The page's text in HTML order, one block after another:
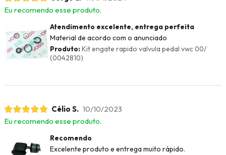
Eu recomendo esse produto.
Atendimento excelente, entrega perfeita
Material de acordo com o anunciado
Produto:Kit engate rapido valvula pedal vwc 00/
(0042810)
Célio S. 10/10/2023
Eu recomendo esse produto.
Recomendo
Excelente produto e entrega muito rápido.